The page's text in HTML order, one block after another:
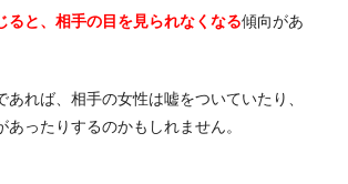
ると、相手の目を見られなくなる傾向があ
あれば、相手の女性は嘘をついていたり、
あったりするのかもしれません。